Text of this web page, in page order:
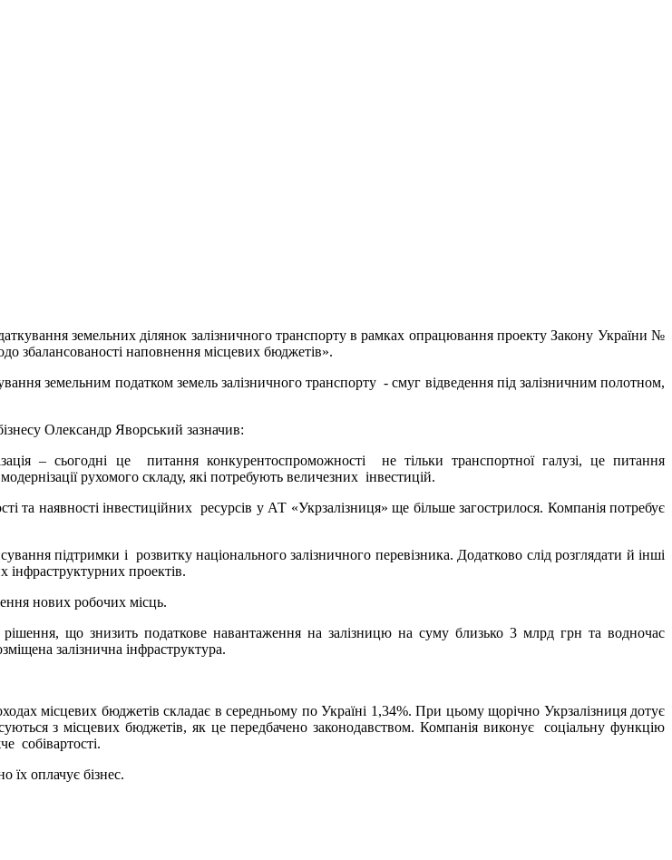
земельних ділянок залізничного транспорту в рамках опрацювання проекту Закону України №
збалансованості наповнення місцевих бюджетів».
земельним податком земель залізничного транспорту - смуг відведення під залізничним полотном,
Олександр Яворський зазначив:
– сьогодні це питання конкурентоспроможності не тільки транспортної галузі, це питання
рухомого складу, які потребують величезних інвестицій.
та наявності інвестиційних ресурсів у АТ «Укрзалізниця» ще більше загострилося. Компанія потребує
підтримки і розвитку національного залізничного перевізника. Додатково слід розглядати й інші
інфраструктурних проектів.
нових робочих місць.
що знизить податкове навантаження на залізницю на суму близько 3 млрд грн та водночас
залізнична інфраструктура.
місцевих бюджетів складає в середньому по Україні 1,34%. При цьому щорічно Укрзалізниця дотує
з місцевих бюджетів, як це передбачено законодавством. Компанія виконує соціальну функцію
собівартості.
їх оплачує бізнес.